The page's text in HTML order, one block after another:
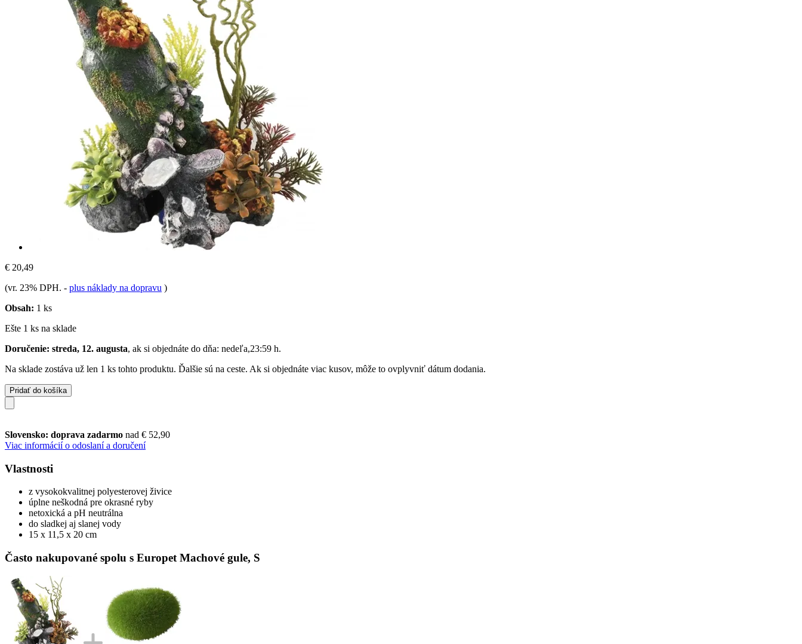
€ 20,49
(vr. 23% DPH. - plus náklady na dopravu )
Obsah: 1 ks
Ešte 1 ks na sklade
Doručenie: streda, 12. augusta, ak si objednáte do dňa: nedeľa,23:59 h.
Na sklade zostáva už len 1 ks tohto produktu. Ďalšie sú na ceste. Ak si objednáte viac kusov, môže to ovplyvniť dátum dodania.
Pridať do košíka
Slovensko: doprava zadarmo nad € 52,90
Viac informácií o odoslaní a doručení
Vlastnosti
z vysokokvalitnej polyesterovej živice
úplne neškodná pre okrasné ryby
netoxická a pH neutrálna
do sladkej aj slanej vody
15 x 11,5 x 20 cm
Často nakupované spolu s Europet Machové gule, S